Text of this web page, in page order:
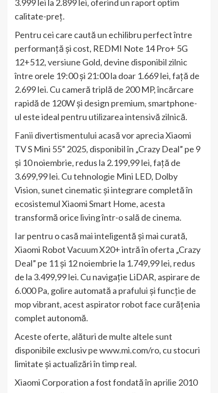
3.999 lei la 2.899 lei, oferind un raport optim
calitate-preț.
Pentru cei care caută un echilibru perfect între
performanță și cost, REDMI Note 14 Pro+ 5G
12+512, versiune Gold, devine disponibil zilnic
între orele 19:00 și 21:00 la doar 1.669 lei, față de
2.699 lei. Cu cameră triplă de 200 MP, încărcare
rapidă de 120W și design premium, smartphone-
ul este ideal pentru utilizarea intensivă zilnică.
Fanii divertismentului acasă vor aprecia Xiaomi
TV S Mini 55” 2025, disponibil în „Crazy Deal” pe 9
și 10 noiembrie, redus la 2.199,99 lei, față de
3.699,99 lei. Cu tehnologie Mini LED, Dolby
Vision, sunet cinematic și integrare completă în
ecosistemul Xiaomi Smart Home, acesta
transformă orice living într-o sală de cinema.
Iar pentru o casă mai inteligentă și mai curată,
Xiaomi Robot Vacuum X20+ intră în oferta „Crazy
Deal” pe 11 și 12 noiembrie la 1.749,99 lei, redus
de la 3.499,99 lei. Cu navigație LiDAR, aspirare de
6.000 Pa, golire automată a prafului și funcție de
mop vibrant, acest aspirator robot face curățenia
complet autonomă.
Aceste oferte, alături de multe altele sunt
disponibile exclusiv pe www.mi.com/ro, cu stocuri
limitate și actualizări în timp real.
Xiaomi Corporation a fost fondată în aprilie 2010